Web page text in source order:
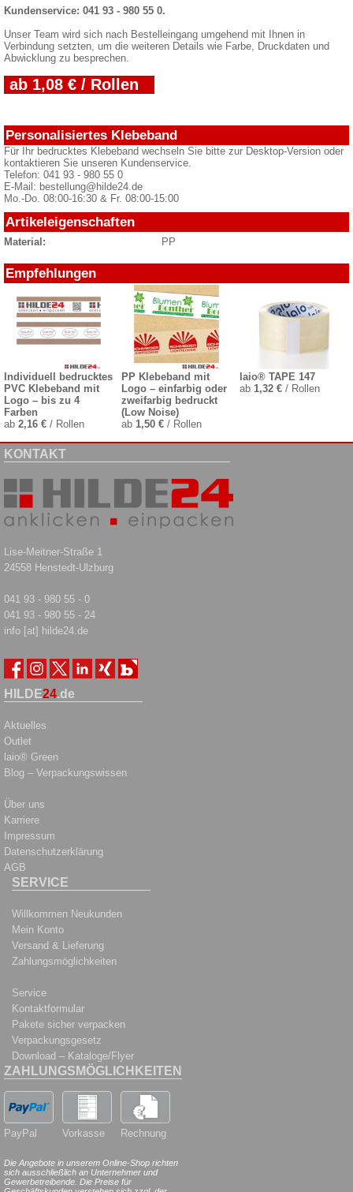
Kundenservice: 041 93 - 980 55 0.
Unser Team wird sich nach Bestelleingang umgehend mit Ihnen in
Verbindung setzten, um die weiteren Details wie Farbe, Druckdaten und
Abwicklung zu besprechen.
ab 1,08 € / Rollen
Personalisiertes Klebeband
Für Ihr bedrucktes Klebeband wechseln Sie bitte zur Desktop-Version oder
kontaktieren Sie unseren Kundenservice.
Telefon: 041 93 - 980 55 0
E-Mail: bestellung@hilde24.de
Mo.-Do. 08:00-16:30 & Fr. 08:00-15:00
Artikeleigenschaften
Material: PP
Empfehlungen
Individuell bedrucktes
PVC Klebeband mit
Logo – bis zu 4
Farben
ab 2,16 € / Rollen
PP Klebeband mit
Logo – einfarbig oder
zweifarbig bedruckt
(Low Noise)
ab1,50 € / Rollen
laio® TAPE 147
ab 1,32 €/ Rollen
KONTAKT
Lise-Meitner-Straße 1
24558 Henstedt-Ulzburg
041 93 - 980 55 - 0
041 93 - 980 55 - 24
info [at] hilde24.de
HILDE24.de
Aktuelles
Outlet
laio® Green
Blog – Verpackungswissen
Über uns
Karriere
Impressum
Datenschutzerklärung
AGB
SERVICE
Willkommen Neukunden
Mein Konto
Versand & Lieferung
Zahlungsmöglichkeiten
Service
Kontaktformular
Pakete sicher verpacken
Verpackungsgesetz
Download – Kataloge/Flyer
ZAHLUNGSMÖGLICHKEITEN
PayPal Vorkasse Rechnung
Die Angebote in unserem Online-Shop richten
sich ausschließlich an Unternehmer und
Gewerbetreibende. Die Preise für